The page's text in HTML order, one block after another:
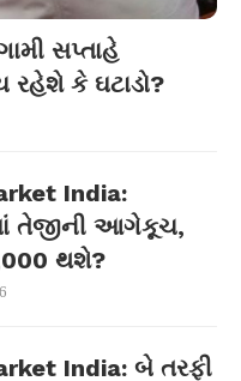
સપ્તાહે
કે ઘટાડો?
India:
તેજીની આગેકૂચ,
થશે?
India: બે તરફી